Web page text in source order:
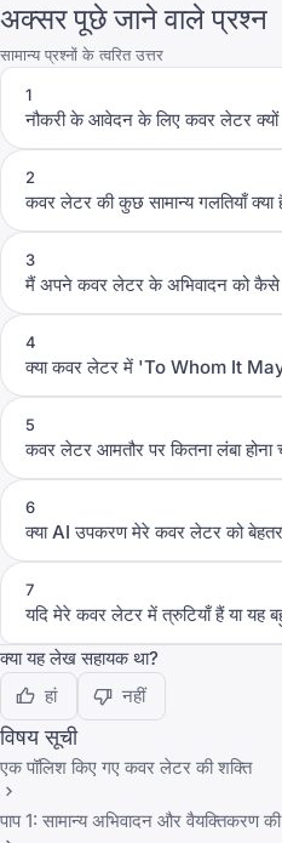
अक्सर पूछे जाने वाले प्रश्न
सामान्य प्रश्नों के त्वरित उत्तर
1
नौकरी के आवेदन के लिए कवर लेटर क्यों
2
कवर लेटर की कुछ सामान्य गलतियाँ
3
मैं अपने कवर लेटर के अभिवादन को
4
क्या कवर लेटर में 'To Whom It May
5
कवर लेटर आमतौर पर कितना लंबा होना
6
क्या AI उपकरण मेरे कवर लेटर को
7
यदि मेरे कवर लेटर में त्रुटियाँ हैं या यह
क्या यह लेख सहायक था?
हां
नहीं
विषय सूची
एक पॉलिश किए गए कवर लेटर की शक्ति
पाप 1: सामान्य अभिवादन और वैयक्तिकरण